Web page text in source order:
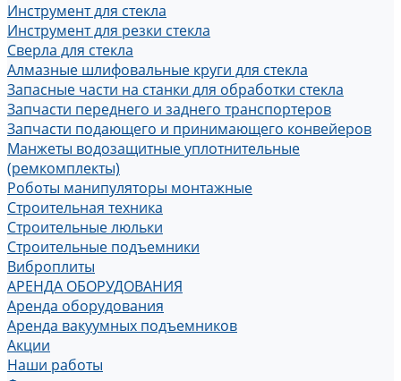
Инструмент для стекла
Инструмент для резки стекла
Сверла для стекла
Алмазные шлифовальные круги для стекла
Запасные части на станки для обработки стекла
Запчасти переднего и заднего транспортеров
Запчасти подающего и принимающего конвейеров
Манжеты водозащитные уплотнительные
(ремкомплекты)
Роботы манипуляторы монтажные
Строительная техника
Строительные люльки
Строительные подъемники
Виброплиты
АРЕНДА ОБОРУДОВАНИЯ
Аренда оборудования
Аренда вакуумных подъемников
Акции
Наши работы